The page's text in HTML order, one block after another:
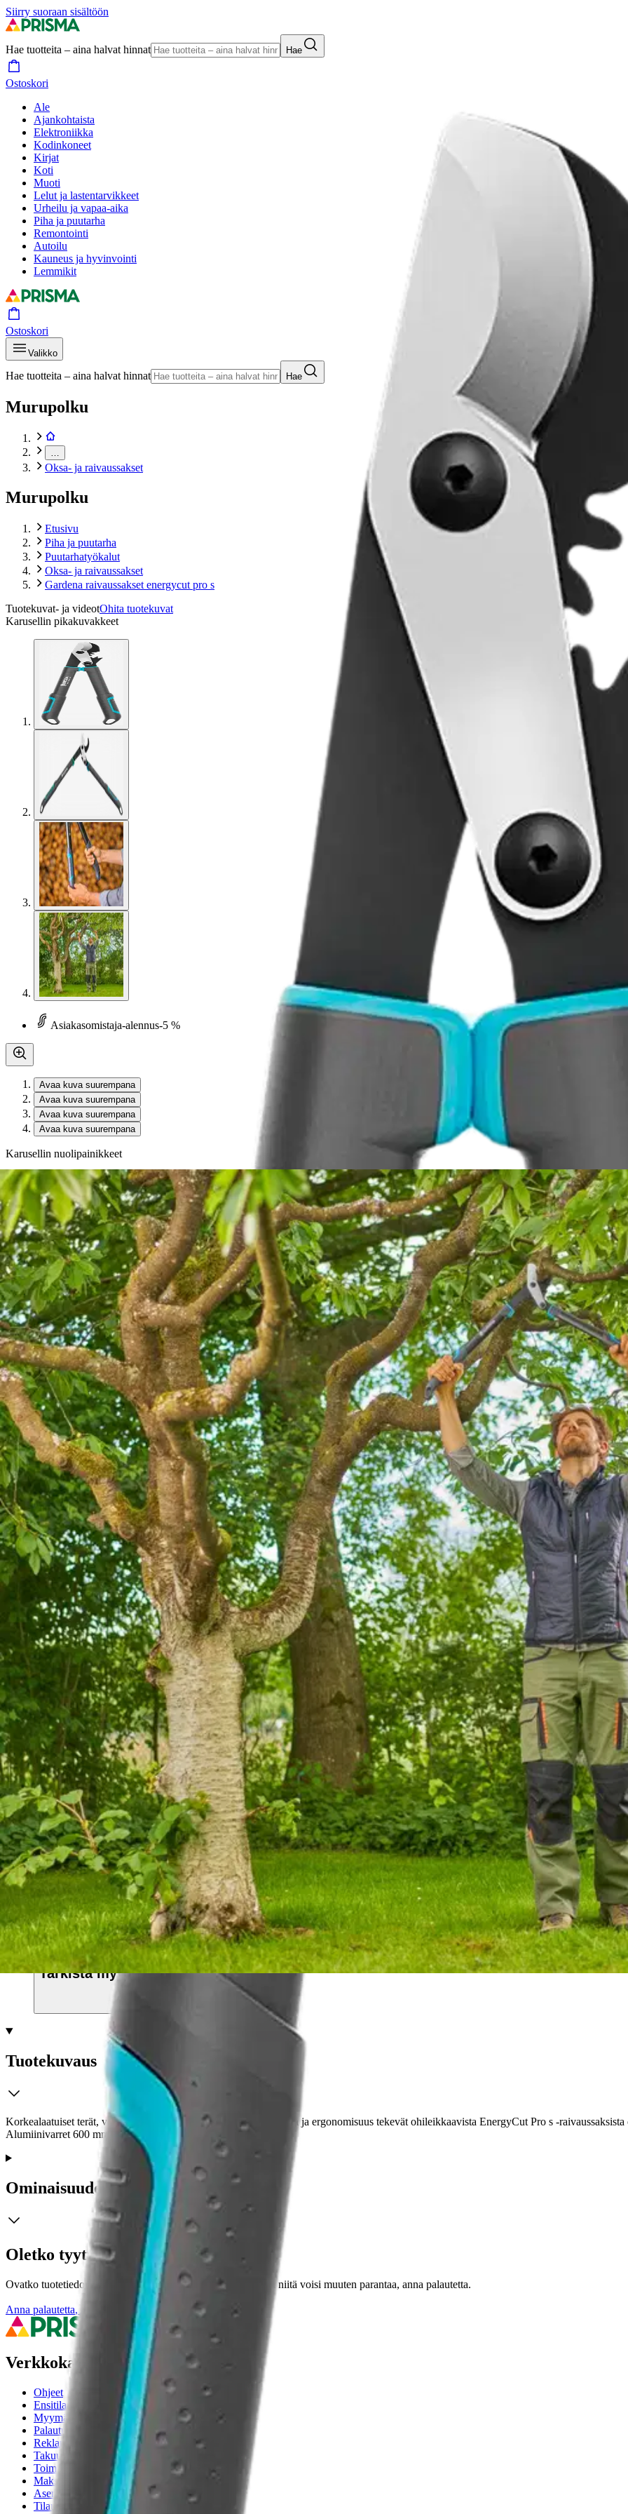
Siirry suoraan sisältöön
Hae tuotteita – aina halvat hinnat Hae
Ostoskori
Ale
Ajankohtaista
Elektroniikka
Kodinkoneet
Kirjat
Koti
Muoti
Lelut ja lastentarvikkeet
Urheilu ja vapaa-aika
Piha ja puutarha
Remontointi
Autoilu
Kauneus ja hyvinvointi
Lemmikit
Ostoskori
Valikko
Hae tuotteita – aina halvat hinnat Hae
Murupolku
Oksa- ja raivaussakset
Murupolku
Etusivu
Piha ja puutarha
Puutarhatyökalut
Oksa- ja raivaussakset
Gardena raivaussakset energycut pro s
Tuotekuvat- ja videotOhita tuotekuvat
Karusellin pikakuvakkeet
Asiakasomistaja-alennus-5 %
Avaa kuva suurempana
Avaa kuva suurempana
Avaa kuva suurempana
Avaa kuva suurempana
Karusellin nuolipainikkeet
Seuraava
Karusellin pikakuvakkeet
Gardena
Gardena raivaussakset energycut pro s
56,95 €
Asiakasomistajahinta
Hinta ilman S-Etukorttia: 59,95 €
Verkkokaupan hinta
Valitse toimitustapa
Nouto myymälästä
Ilmainen
Siirry valitsemaan myymälä
Toimitus
Ei saatavilla
Ilmainen toimitus yli 100 €:n tilauksille Postin pakettiautomaattiin tai
Etu ei koske Suuri‑lisäpalvelulla toimitettavia tuotteita.
Tarkista myymäläsaatavuus
Tuotekuvaus
Korkealaatuiset terät, voimamekanismi, 50 mm:n leikkuuhalkaisija ja ergonomisuus tekevät ohileikkaavista EnergyCut Pro s -
Alumiinivarret 600 mm.
Ominaisuudet
Oletko tyytyväinen tuotetietoihin?
Ovatko tuotetiedot riittävät? Jos tuotetiedoissa on puutteita tai niitä voisi muuten parantaa, anna palautetta.
Anna palautetta, Avautuu uuteen välilehteen
Verkkokauppa
Ohjeet
Ensitilaajan pikaopas
Myymälänouto
Palautukset
Reklamaatio
Takuu ja huolto
Toimitustavat
Maksutavat
Asennuspalvelut
Tilaus- ja toimitusehdot